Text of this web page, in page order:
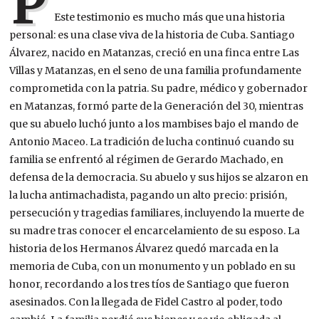
Este testimonio es mucho más que una historia
personal: es una clase viva de la historia de Cuba. Santiago
Álvarez, nacido en Matanzas, creció en una finca entre Las
Villas y Matanzas, en el seno de una familia profundamente
comprometida con la patria. Su padre, médico y gobernador
en Matanzas, formó parte de la Generación del 30, mientras
que su abuelo luchó junto a los mambises bajo el mando de
Antonio Maceo. La tradición de lucha continuó cuando su
familia se enfrentó al régimen de Gerardo Machado, en
defensa de la democracia. Su abuelo y sus hijos se alzaron en
la lucha antimachadista, pagando un alto precio: prisión,
persecución y tragedias familiares, incluyendo la muerte de
su madre tras conocer el encarcelamiento de su esposo. La
historia de los Hermanos Álvarez quedó marcada en la
memoria de Cuba, con un monumento y un poblado en su
honor, recordando a los tres tíos de Santiago que fueron
asesinados. Con la llegada de Fidel Castro al poder, todo